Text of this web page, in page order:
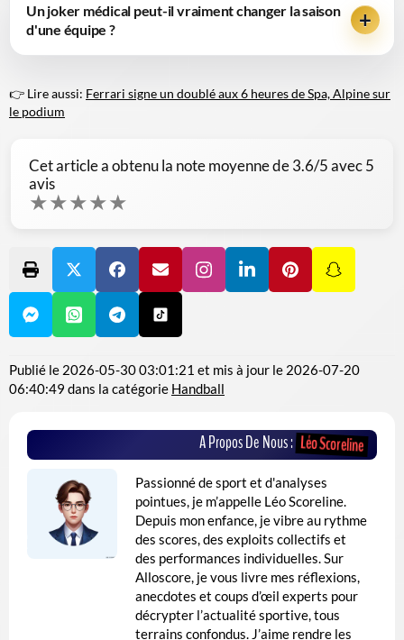
Un joker médical peut-il vraiment changer la saison
d'une équipe ?
👉 Lire aussi: Ferrari signe un doublé aux 6 heures de Spa, Alpine sur
le podium
Cet article a obtenu la note moyenne de3.6/5 avec5
avis
★★★★★
Publié le 2026-05-30 03:01:21 et mis à jour le 2026-07-20
06:40:49 dans la catégorie Handball
A Propos De Nous :Léo Scoreline
Passionné de sport et d'analyses
pointues, je m’appelle Léo Scoreline.
Depuis mon enfance, je vibre au rythme
des scores, des exploits collectifs et
des performances individuelles. Sur
Alloscore, je vous livre mes réflexions,
anecdotes et coups d’œil experts pour
décrypter l’actualité sportive, tous
terrains confondus. J’aime rendre les